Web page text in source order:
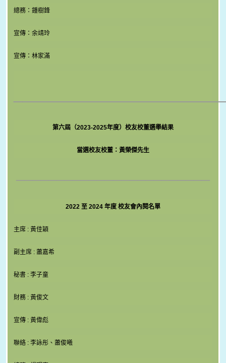
總務：鍾樹鋒
宣傳：余靖玲
宣傳：林家滿
第六屆（2023-2025年度）校友校董選舉結果
當選校友校董：黃榮傑先生
2022 至 2024 年度 校友會內閱名單
主席 : 黃佳穎
副主席 : 蕭嘉希
秘書 : 李子童
財務 : 黃俊文
宣傳 : 黃偉彪
聯絡 : 李詠彤、蕭俊曦